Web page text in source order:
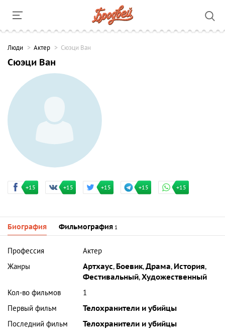
Люди Актер Сюэци Ван
Сюэци Ван
+15 +15 +15 +15 +15
Биография Фильмография 1
Профессия
Актер
Жанры
Артхаус, Боевик,Драма, История,
Фестивальный,Художественный
Кол-во фильмов
1
Первый фильм
Телохранители и убийцы
Последний фильм
Телохранители и убийцы